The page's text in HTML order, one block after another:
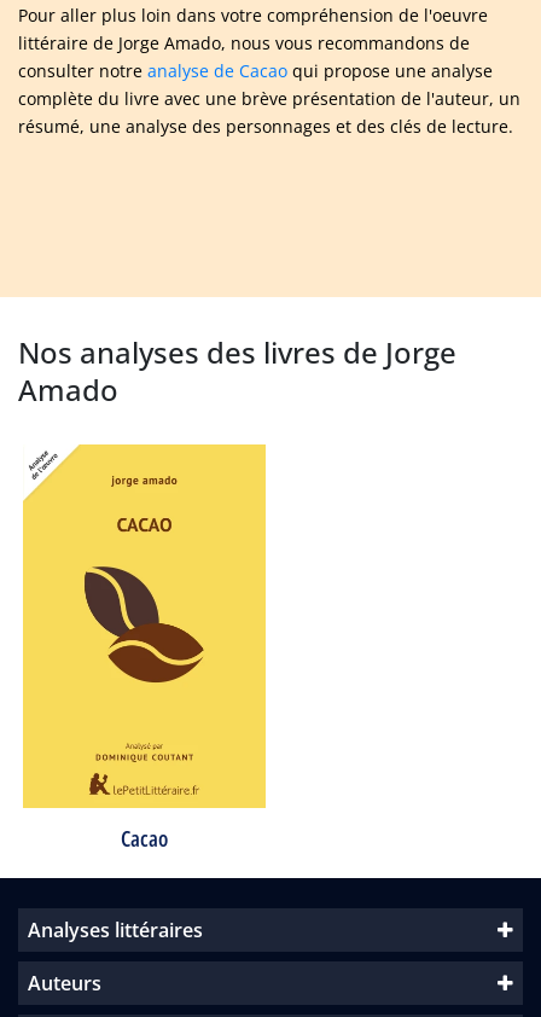
Pour aller plus loin dans votre compréhension de l'oeuvre
littéraire de Jorge Amado, nous vous recommandons de
consulter notre analyse de Cacao qui propose une analyse
complète du livre avec une brève présentation de l'auteur, un
résumé, une analyse des personnages et des clés de lecture.
Nos analyses des livres de Jorge
Amado
Cacao
Analyses littéraires
Auteurs